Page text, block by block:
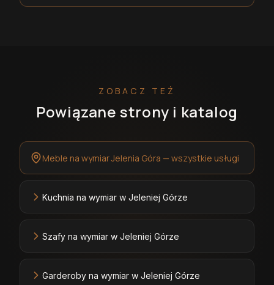
ZOBACZ TEŻ
Powiązane strony i katalog
Meble na wymiar Jelenia Góra — wszystkie usługi
Kuchnia na wymiar w Jeleniej Górze
Szafy na wymiar w Jeleniej Górze
Garderoby na wymiar w Jeleniej Górze